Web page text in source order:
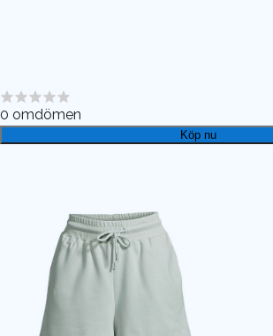
0 omdömen
Köp nu